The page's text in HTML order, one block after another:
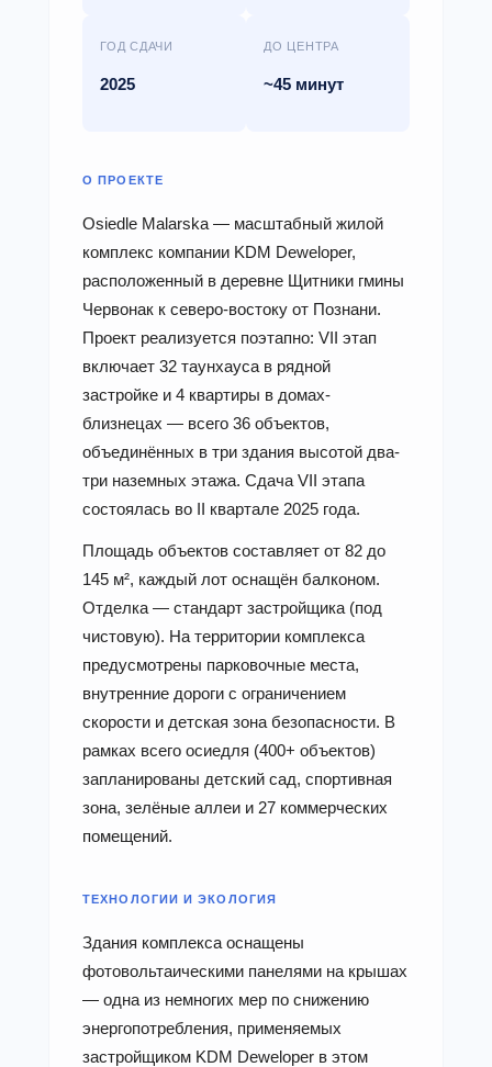
ГОД СДАЧИ
2025
ДО ЦЕНТРА
~45 минут
О ПРОЕКТЕ
Osiedle Malarska — масштабный жилой
комплекс компании KDM Deweloper,
расположенный в деревне Щитники гмины
Червонак к северо-востоку от Познани.
Проект реализуется поэтапно: VII этап
включает 32 таунхауса в рядной
застройке и 4 квартиры в домах-
близнецах — всего 36 объектов,
объединённых в три здания высотой два-
три наземных этажа. Сдача VII этапа
состоялась во II квартале 2025 года.
Площадь объектов составляет от 82 до
145 м², каждый лот оснащён балконом.
Отделка — стандарт застройщика (под
чистовую). На территории комплекса
предусмотрены парковочные места,
внутренние дороги с ограничением
скорости и детская зона безопасности. В
рамках всего осиедля (400+ объектов)
запланированы детский сад, спортивная
зона, зелёные аллеи и 27 коммерческих
помещений.
ТЕХНОЛОГИИ И ЭКОЛОГИЯ
Здания комплекса оснащены
фотовольтаическими панелями на крышах
— одна из немногих мер по снижению
энергопотребления, применяемых
застройщиком KDM Deweloper в этом